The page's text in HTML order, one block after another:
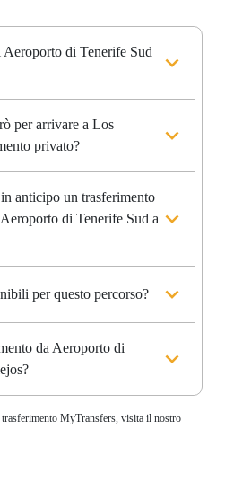
Aeroporto di Tenerife Sud
per arrivare a Los
privato?
anticipo un trasferimento
di Tenerife Sud a
per questo percorso?
da Aeroporto di
MyTransfers, visita il nostro